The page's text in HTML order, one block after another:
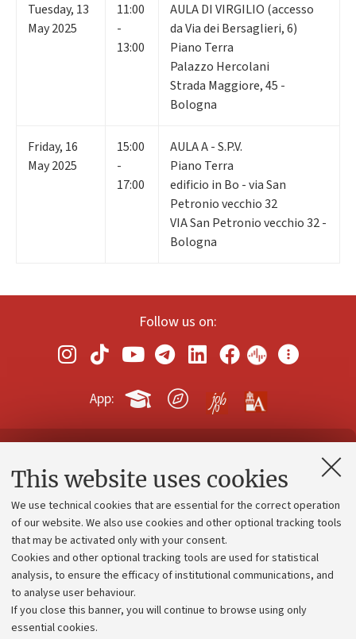
This website uses cookies
We use technical cookies that are essential for the correct operation
of our website. We also use cookies and other optional tracking tools
that may be activated only with your consent.
Cookies and other optional tracking tools are used for statistical
analysis, to ensure the efficacy of institutional communications, and
to analyse user behaviour.
If you close this banner, you will continue to browse using only
essential cookies.
Tuesday, 13
May 2025
11:00
-
13:00
AULA DI VIRGILIO (accesso
da Via dei Bersaglieri, 6)
Piano Terra
Palazzo Hercolani
Strada Maggiore, 45 -
Bologna
Friday, 16
May 2025
15:00
-
17:00
AULA A - S.P.V.
Piano Terra
edificio in Bo - via San
Petronio vecchio 32
VIA San Petronio vecchio 32 -
Bologna
Follow us on:
App:
Contacts and certified e-mail (PEC)
Administrative divisions
Work with us
Alumni community
Strategic plan
University budgets